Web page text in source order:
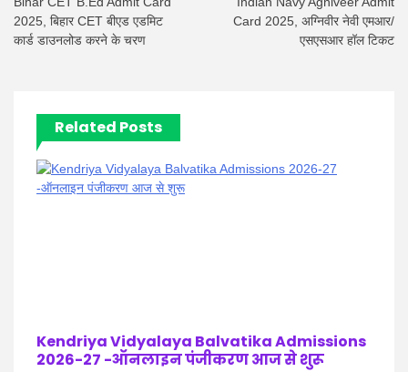
2025, बिहार CET बीएड एडमिट
कार्ड डाउनलोड करने के चरण
Card 2025, अग्निवीर नेवी एमआर/
एसएसआर हॉल टिकट
Related Posts
Kendriya Vidyalaya Balvatika Admissions
2026-27 -ऑनलाइन पंजीकरण आज से शुरू